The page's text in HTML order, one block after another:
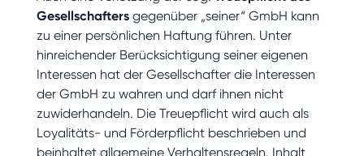
Gesellschaftersgegenüber „seiner“ GmbH kann
zu einer persönlichen Haftung führen. Unter
hinreichender Berücksichtigung seiner eigenen
Interessen hat der Gesellschafter die Interessen
der GmbH zu wahren und darf ihnen nicht
zuwiderhandeln. Die Treuepflicht wird auch als
Loyalitäts- und Förderpflicht beschrieben und
beinhaltet allgemeine Verhaltensregeln. Inhalt